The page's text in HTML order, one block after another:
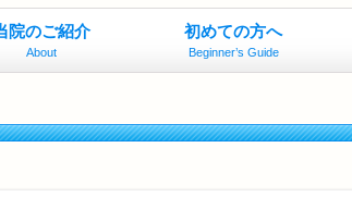
院のご紹介
About
初めての方へ
Beginner’s Guide